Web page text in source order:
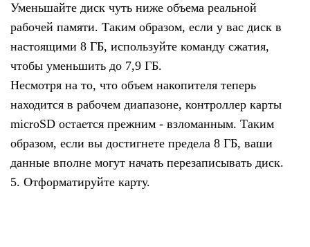
Уменьшайте диск чуть ниже объема реальной
рабочей памяти. Таким образом, если у вас диск в
настоящими 8 ГБ, используйте команду сжатия,
чтобы уменьшить до 7,9 ГБ.
Несмотря на то, что объем накопителя теперь
находится в рабочем диапазоне, контроллер карты
microSD остается прежним - взломанным. Таким
образом, если вы достигнете предела 8 ГБ, ваши
данные вполне могут начать перезаписывать диск.
5. Отформатируйте карту.